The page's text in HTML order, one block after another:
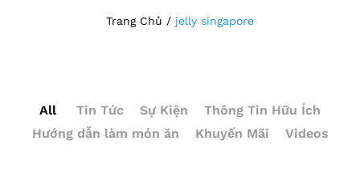
Trang Chủ / jelly singapore
All Tin Tức Sự Kiện
Thông Tin Hữu Ích
Hướng dẫn làm món ăn
Khuyến Mãi Videos